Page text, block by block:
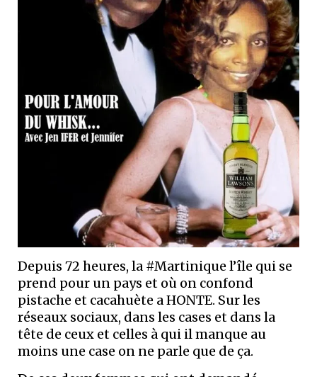
Depuis 72 heures, la #Martinique l’île qui se
prend pour un pays et où on confond
pistache et cacahuète a HONTE. Sur les
réseaux sociaux, dans les cases et dans la
tête de ceux et celles à qui il manque au
moins une case on ne parle que de ça.